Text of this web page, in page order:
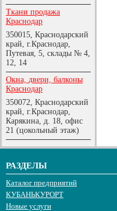
Ткани продажа
Краснодар
350015, Краснодарский
край, г.Краснодар,
Путевая, 5, склады № 4,
12, 14
Окна, двери, балконы
Краснодар
350072, Краснодарский
край, г.Краснодар,
Карякина, д. 18, офис
21 (цокольный этаж)
РАЗДЕЛЫ
Каталог предприятий
КУБАНЬКУРОРТ
Новые услуги